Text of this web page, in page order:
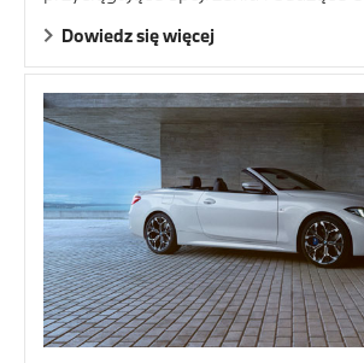
Dowiedz się więcej